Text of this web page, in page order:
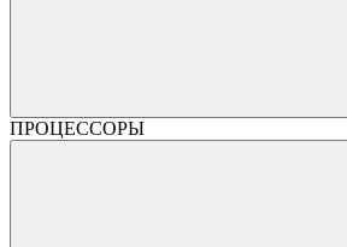
ПРОЦЕССОРЫ